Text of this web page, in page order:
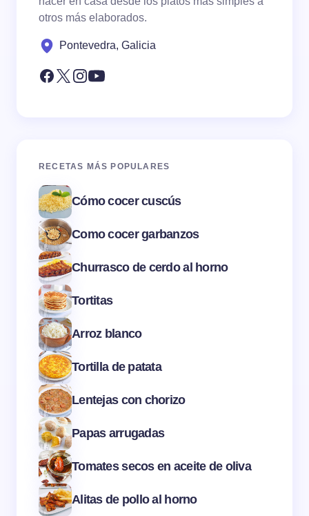
otros más elaborados.
Pontevedra, Galicia
RECETAS MÁS POPULARES
Cómo cocer cuscús
Como cocer garbanzos
Churrasco de cerdo al horno
Tortitas
Arroz blanco
Tortilla de patata
Lentejas con chorizo
Papas arrugadas
Tomates secos en aceite de oliva
Alitas de pollo al horno